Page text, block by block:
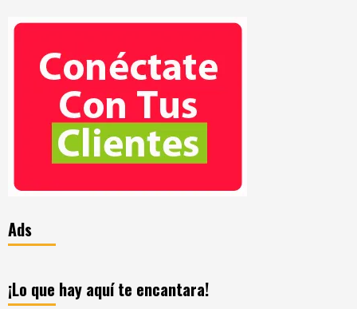
Ads
¡Lo que hay aquí te encantara!